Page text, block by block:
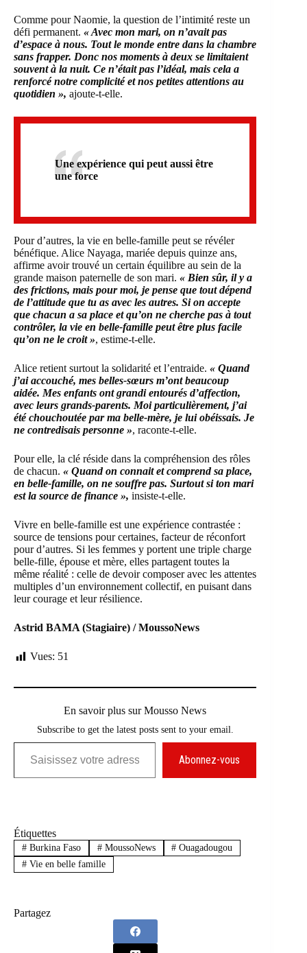
Comme pour Naomie, la question de l’intimité reste un
défi permanent. « Avec mon mari, on n’avait pas
d’espace à nous. Tout le monde entre dans la chambre
sans frapper. Donc nos moments à deux se limitaient
souvent à la nuit. Ce n’était pas l’idéal, mais cela a
renforcé notre complicité et nos petites attentions au
quotidien », ajoute-t-elle.
Une expérience qui peut aussi être
une force
Pour d’autres, la vie en belle-famille peut se révéler
bénéfique. Alice Nayaga, mariée depuis quinze ans,
affirme avoir trouvé un certain équilibre au sein de la
grande maison paternelle de son mari. « Bien sûr, il y a
des frictions, mais pour moi, je pense que tout dépend
de l’attitude que tu as avec les autres. Si on accepte
que chacun a sa place et qu’on ne cherche pas à tout
contrôler, la vie en belle-famille peut être plus facile
qu’on ne le croit », estime-t-elle.
Alice retient surtout la solidarité et l’entraide. « Quand
j’ai accouché, mes belles-sœurs m’ont beaucoup
aidée. Mes enfants ont grandi entourés d’affection,
avec leurs grands-parents. Moi particulièrement, j’ai
été chouchoutée par ma belle-mère, je lui obéissais. Je
ne contredisais personne », raconte-t-elle.
Pour elle, la clé réside dans la compréhension des rôles
de chacun. « Quand on connait et comprend sa place,
en belle-famille, on ne souffre pas. Surtout si ton mari
est la source de finance », insiste-t-elle.
Vivre en belle-famille est une expérience contrastée :
source de tensions pour certaines, facteur de réconfort
pour d’autres. Si les femmes y portent une triple charge
belle-fille, épouse et mère, elles partagent toutes la
même réalité : celle de devoir composer avec les attentes
multiples d’un environnement collectif, en puisant dans
leur courage et leur résilience.
Astrid BAMA (Stagiaire) / MoussoNews
Vues: 51
En savoir plus sur Mousso News
Subscribe to get the latest posts sent to your email.
Saisissez votre adresse e-mail…
Abonnez-vous
Étiquettes
#Burkina Faso #MoussoNews # Ouagadougou
#Vie en belle famille
Partagez